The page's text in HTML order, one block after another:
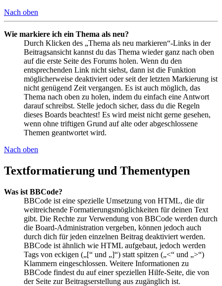
Nach oben
Wie markiere ich ein Thema als neu?
Durch Klicken des „Thema als neu markieren“-Links in der
Beitragsansicht kannst du das Thema wieder ganz nach oben
auf die erste Seite des Forums holen. Wenn du den
entsprechenden Link nicht siehst, dann ist die Funktion
möglicherweise deaktiviert oder seit der letzten Markierung ist
nicht genügend Zeit vergangen. Es ist auch möglich, das
Thema nach oben zu holen, indem du einfach eine Antwort
darauf schreibst. Stelle jedoch sicher, dass du die Regeln
dieses Boards beachtest! Es wird meist nicht gerne gesehen,
wenn ohne triftigen Grund auf alte oder abgeschlossene
Themen geantwortet wird.
Nach oben
Textformatierung und Thementypen
Was ist BBCode?
BBCode ist eine spezielle Umsetzung von HTML, die dir
weitreichende Formatierungsmöglichkeiten für deinen Text
gibt. Die Rechte zur Verwendung von BBCode werden durch
die Board-Administration vergeben, können jedoch auch
durch dich für jeden einzelnen Beitrag deaktiviert werden.
BBCode ist ähnlich wie HTML aufgebaut, jedoch werden
Tags von eckigen („[“ und „]“) statt spitzen („<“ und „>“)
Klammern eingeschlossen. Weitere Informationen zu
BBCode findest du auf einer speziellen Hilfe-Seite, die von
der Seite zur Beitragserstellung aus zugänglich ist.